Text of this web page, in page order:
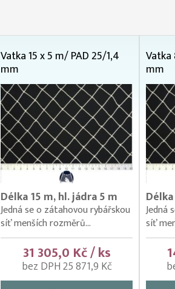
Vatka 15 x 5 m/ PAD 25/1,4
mm
Délka 15 m, hl. jádra 5 m
Jedná se o zátahovou rybářskou
síť menších rozměrů...
31 305,0 Kč / ks
bez DPH 25 871,9 Kč
Vatka
mm
Jedná
síť